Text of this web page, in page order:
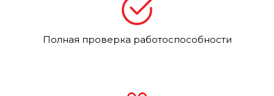
Полная проверка работоспособности